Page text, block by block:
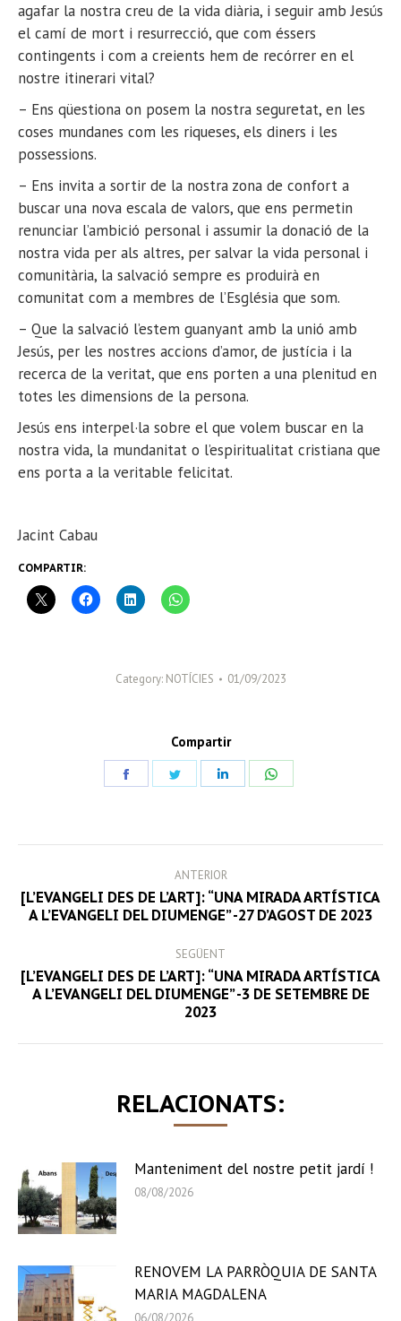
agafar la nostra creu de la vida diària, i seguir amb Jesús
el camí de mort i resurrecció, que com éssers
contingents i com a creients hem de recórrer en el
nostre itinerari vital?
– Ens qüestiona on posem la nostra seguretat, en les
coses mundanes com les riqueses, els diners i les
possessions.
– Ens invita a sortir de la nostra zona de confort a
buscar una nova escala de valors, que ens permetin
renunciar l’ambició personal i assumir la donació de la
nostra vida per als altres, per salvar la vida personal i
comunitària, la salvació sempre es produirà en
comunitat com a membres de l’Església que som.
– Que la salvació l’estem guanyant amb la unió amb
Jesús, per les nostres accions d’amor, de justícia i la
recerca de la veritat, que ens porten a una plenitud en
totes les dimensions de la persona.
Jesús ens interpel·la sobre el que volem buscar en la
nostra vida, la mundanitat o l’espiritualitat cristiana que
ens porta a la veritable felicitat.
Jacint Cabau
COMPARTIR:
Category: NOTÍCIES 01/09/2023
Compartir
NAVIGATION
ANTERIOR
Previous
[L’EVANGELI DES DE L’ART]: “UNA MIRADA ARTÍSTICA
A L’EVANGELI DEL DIUMENGE” -27 D’AGOST DE 2023
SEGÜENT
Next
post:
[L’EVANGELI DES DE L’ART]: “UNA MIRADA ARTÍSTICA
A L’EVANGELI DEL DIUMENGE” -3 DE SETEMBRE DE
2023
RELACIONATS:
Manteniment del nostre petit jardí !
08/08/2026
RENOVEM LA PARRÒQUIA DE SANTA
MARIA MAGDALENA
06/08/2026